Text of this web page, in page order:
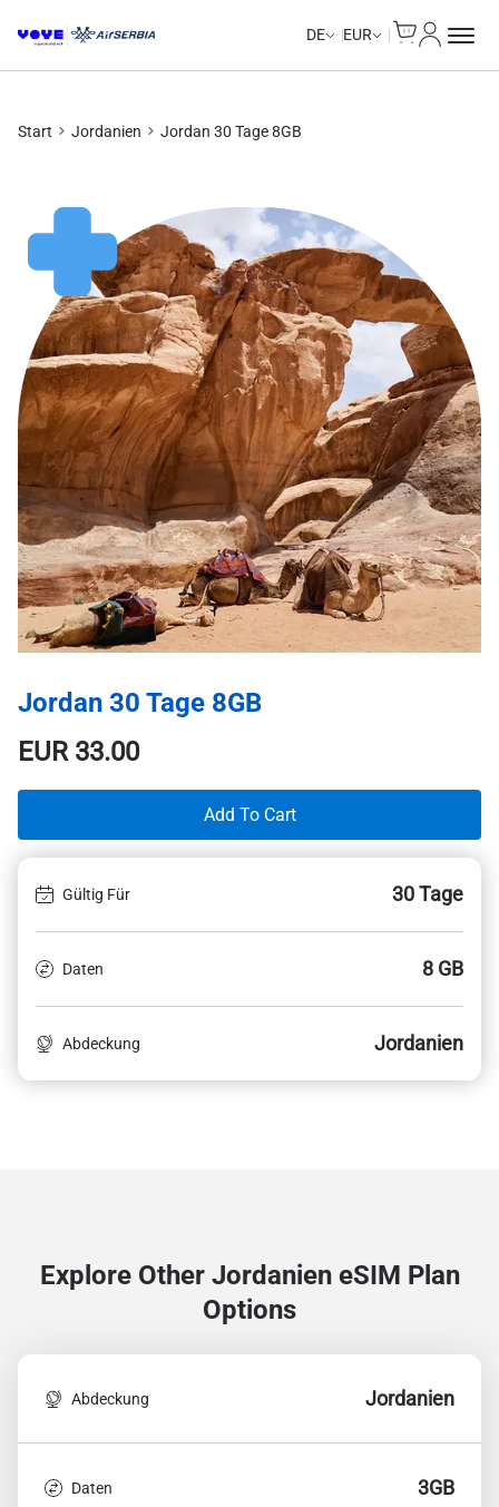
DE EUR
Start Jordanien Jordan 30 Tage 8GB
Jordan 30 Tage 8GB
EUR33.00
Add To Cart
Gültig Für 30 Tage
Daten 8 GB
Abdeckung Jordanien
Explore Other Jordanien eSIM Plan
Options
Abdeckung Jordanien
Daten 3GB